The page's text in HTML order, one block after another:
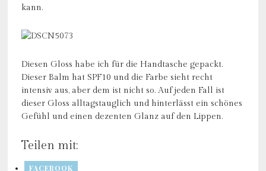
kann.
Diesen Gloss habe ich für die Handtasche gepackt.
Dieser Balm hat SPF10 und die Farbe sieht recht
intensiv aus, aber dem ist nicht so. Auf jeden Fall ist
dieser Gloss alltagstauglich und hinterlässt ein schönes
Gefühl und einen dezenten Glanz auf den Lippen.
Teilen mit:
FACEBOOK